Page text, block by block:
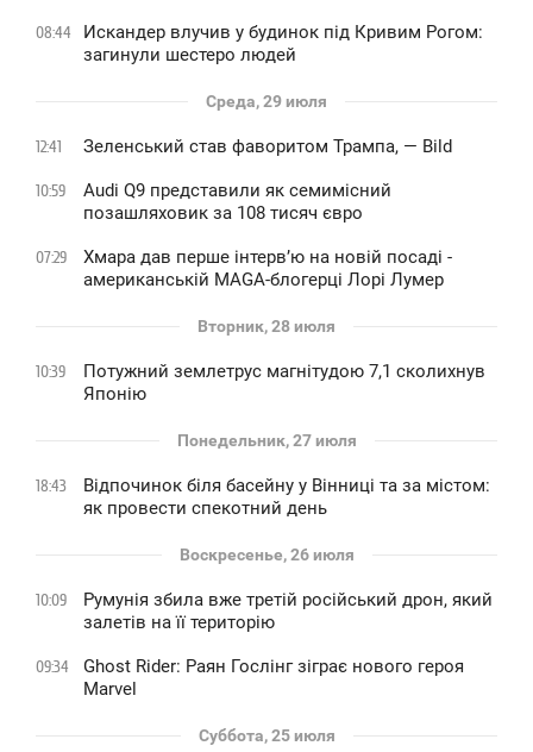
08:44
Искандер влучив у будинок під Кривим Рогом:
загинули шестеро людей
Среда, 29 июля
12:41 Зеленський став фаворитом Трампа, — Bild
10:59
Audi Q9 представили як семимісний
позашляховик за 108 тисяч євро
07:29
Хмара дав перше інтервʼю на новій посаді -
американській MAGA-блогерці Лорі Лумер
Вторник, 28 июля
10:39
Потужний землетрус магнітудою 7,1 сколихнув
Японію
Понедельник, 27 июля
18:43
Відпочинок біля басейну у Вінниці та за містом:
як провести спекотний день
Воскресенье, 26 июля
10:09
Румунія збила вже третій російський дрон, який
залетів на її територію
09:34
Ghost Rider: Раян Гослінг зіграє нового героя
Marvel
Суббота, 25 июля